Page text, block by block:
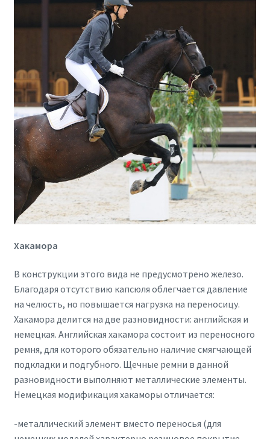
Хакамора
В конструкции этого вида не предусмотрено железо.
Благодаря отсутствию капсюля облегчается давление
на челюсть, но повышается нагрузка на переносицу.
Хакамора делится на две разновидности: английская и
немецкая. Английская хакамора состоит из переносного
ремня, для которого обязательно наличие смягчающей
подкладки и подгубного. Щечные ремни в данной
разновидности выполняют металлические элементы.
Немецкая модификация хакаморы отличается:
-металлический элемент вместо переносья (для